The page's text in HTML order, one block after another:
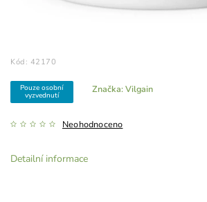
Kód: 42170
Pouze osobní
vyzvednutí
Neohodnoceno
Značka:Vilgain
Detailní informace